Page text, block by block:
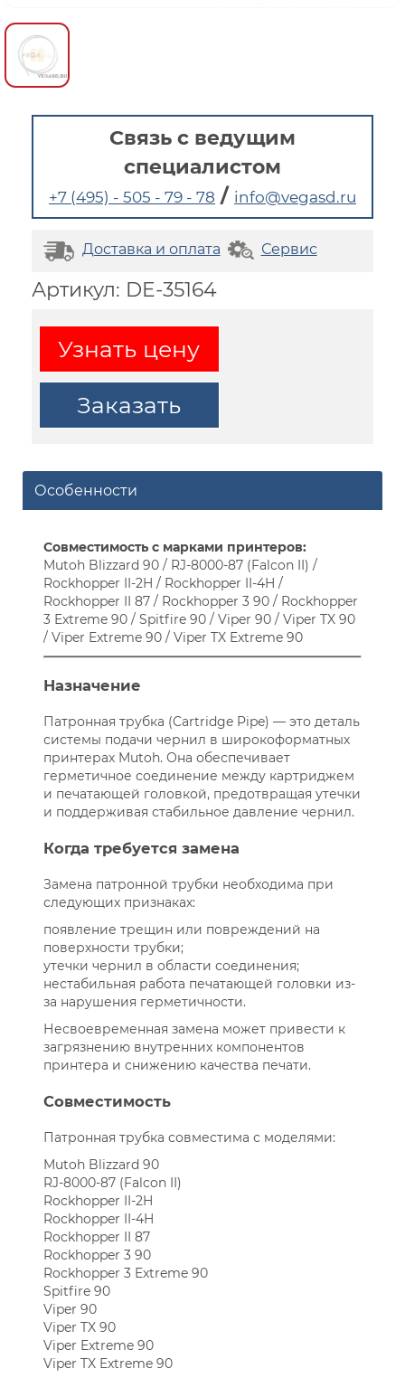
Связь с ведущим
специалистом
+7 (495) - 505 - 79 - 78 / info@vegasd.ru
Доставка и оплата Сервис
Артикул: DE-35164
Узнать цену
Заказать
Особенности
Совместимость с марками принтеров:
Mutoh Blizzard 90 / RJ-8000-87 (Falcon II) /
Rockhopper II-2H / Rockhopper II-4H /
Rockhopper II 87 / Rockhopper 3 90 / Rockhopper
3 Extreme 90 / Spitfire 90 / Viper 90 / Viper TX 90
/ Viper Extreme 90 / Viper TX Extreme 90
Назначение
Патронная трубка (Cartridge Pipe) — это деталь
системы подачи чернил в широкоформатных
принтерах Mutoh. Она обеспечивает
герметичное соединение между картриджем
и печатающей головкой, предотвращая утечки
и поддерживая стабильное давление чернил.
Когда требуется замена
Замена патронной трубки необходима при
следующих признаках:
появление трещин или повреждений на
поверхности трубки;
утечки чернил в области соединения;
нестабильная работа печатающей головки из-
за нарушения герметичности.
Несвоевременная замена может привести к
загрязнению внутренних компонентов
принтера и снижению качества печати.
Совместимость
Патронная трубка совместима с моделями:
Mutoh Blizzard 90
RJ-8000-87 (Falcon II)
Rockhopper II-2H
Rockhopper II-4H
Rockhopper II 87
Rockhopper 3 90
Rockhopper 3 Extreme 90
Spitfire 90
Viper 90
Viper TX 90
Viper Extreme 90
Viper TX Extreme 90